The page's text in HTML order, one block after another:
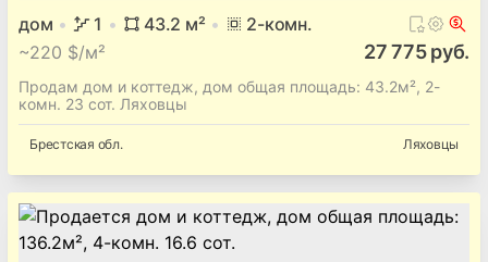
дом 1 43.2 м² 2-комн.
~220 $/м² 27 775 руб.
Продам дом и коттедж, дом общая площадь: 43.2м², 2-
комн. 23 сот. Ляховцы
Брестская обл. Ляховцы